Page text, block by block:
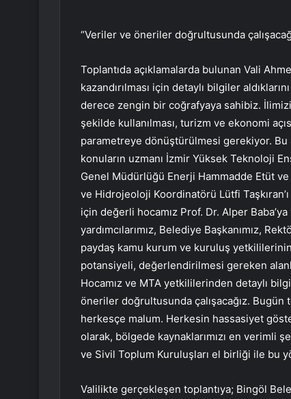
“Veriler ve öneriler doğrultusunda
Toplantıda açıklamalarda bulunan Vali
kazandırılması için detaylı bilgiler
derece zengin bir coğrafyaya sahibiz.
şekilde kullanılması, turizm ve ekonomi
parametreye dönüştürülmesi gerekiyor. Bu
konuların uzmanı İzmir Yüksek Teknoloji
Genel Müdürlüğü Enerji Hammadde Etüt ve
ve Hidrojeoloji Koordinatörü Lütfi
için değerli hocamız Prof. Dr. Alper
yardımcılarımız, Belediye Başkanımız,
paydaş kamu kurum ve kuruluş yetkililerinin
potansiyeli, değerlendirilmesi gereken
Hocamız ve MTA yetkililerinden detaylı
öneriler doğrultusunda çalışacağız.
herkesçe malum. Herkesin hassasiyet
olarak, bölgede kaynaklarımızı en verimli
ve Sivil Toplum Kuruluşları el birliği ile bu
Valilikte gerçekleşen toplantıya; Bingöl